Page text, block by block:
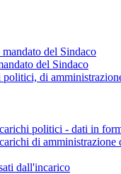
del Sindaco
del Sindaco
di
politici - dati in
di amministrazione
dall'incarico